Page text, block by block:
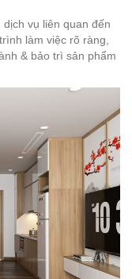
vụ liên quan đến
làm việc rõ ràng,
& bảo trì sản phẩm